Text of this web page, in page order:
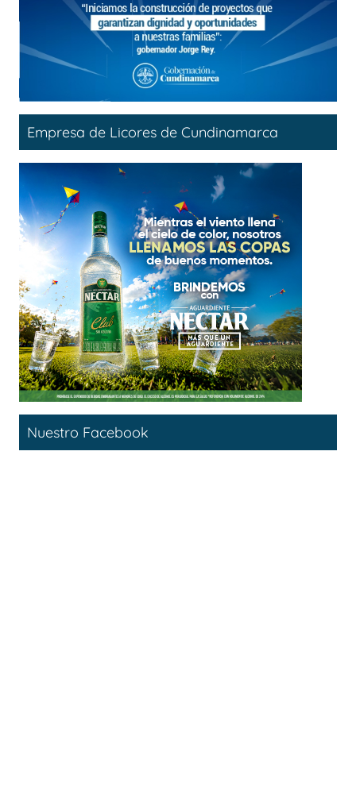
Empresa de Licores de Cundinamarca
Nuestro Facebook